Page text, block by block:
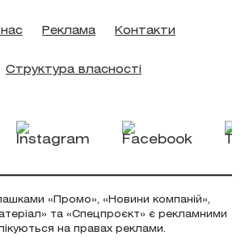
Реклама Контакти
Структура власності
«Промо», «Новини компаній»,
та «Спецпроєкт» є рекламними
на правах реклами.